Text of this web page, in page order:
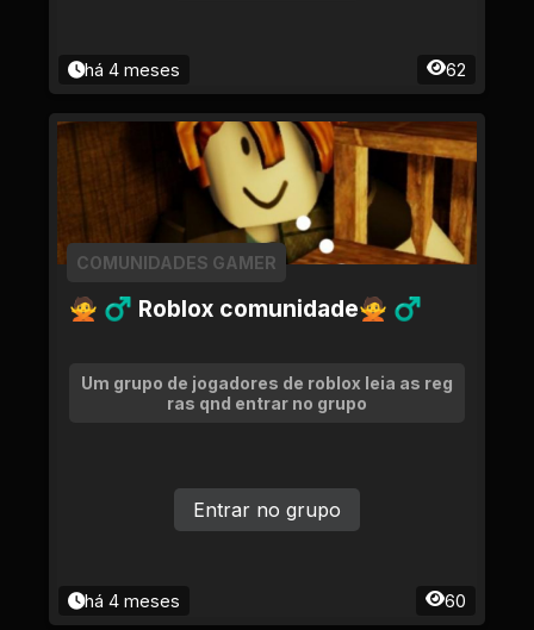
blema? Chama um adm no privado. *Bons j
ogos e aproveita a comunidade! 🕹️✨*
há 4 meses 62
🙅 ♂ Roblox comunidade🙅 ♂
COMUNIDADES GAMER
Um grupo de jogadores de roblox leia as reg
ras qnd entrar no grupo
há 4 meses 60
Entrar no grupo